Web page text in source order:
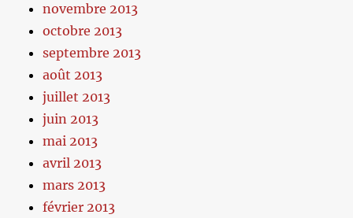
novembre 2013
octobre 2013
septembre 2013
août 2013
juillet 2013
juin 2013
mai 2013
avril 2013
mars 2013
février 2013